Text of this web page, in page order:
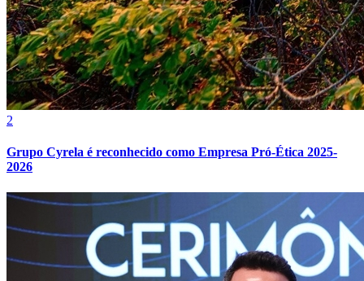
Grêmio
2
Grupo Cyrela é reconhecido como Empresa Pró-Ética 2025-
2026